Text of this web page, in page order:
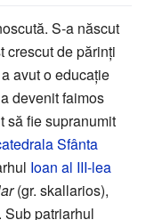
S-a născut
crescut de părinți
avut o educație
devenit faimos
să fie supranumit
Sfânta
Ioan al III-lea
(gr. skallarios),
. Sub patriarhul